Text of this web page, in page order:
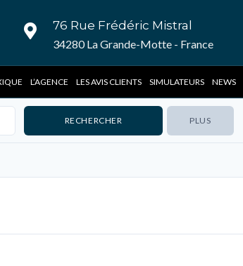
76 Rue Frédéric Mistral
34280 La Grande-Motte - France
L’AGENCE LES AVIS CLIENTS SIMULATEURS NEWS
PLUS